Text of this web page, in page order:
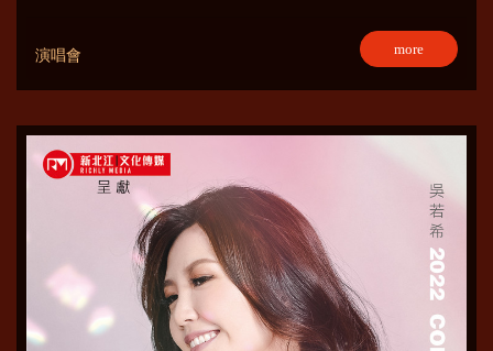
演唱會 more